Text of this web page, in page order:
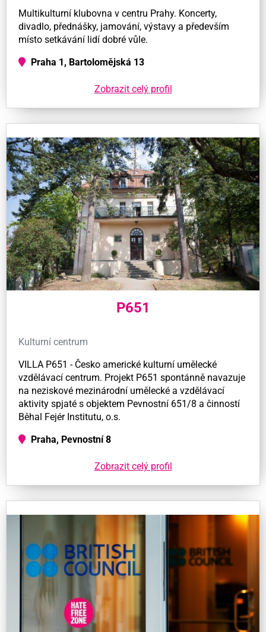
Multikulturní klubovna v centru Prahy. Koncerty,
divadlo, přednášky, jamování, výstavy a především
místo setkávání lidí dobré vůle.
Praha 1, Bartolomějská 13
Zobrazit celý profil
P651
Kulturní centrum
VILLA P651 - Česko americké kulturní umělecké
vzdělávací centrum. Projekt P651 spontánně navazuje
na neziskové mezinárodní umělecké a vzdělávací
aktivity spjaté s objektem Pevnostní 651/8 a činností
Běhal Fejér Institutu, o.s.
Praha, Pevnostní 8
Zobrazit celý profil